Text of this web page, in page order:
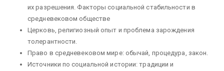
их разрешения. Факторы социальной стабильности в
средневековом обществе
Церковь, религиозный опыт и проблема зарождения
толерантности.
Право в средневековом мире: обычай, процедура, закон.
Источники по социальной истории: традиции и